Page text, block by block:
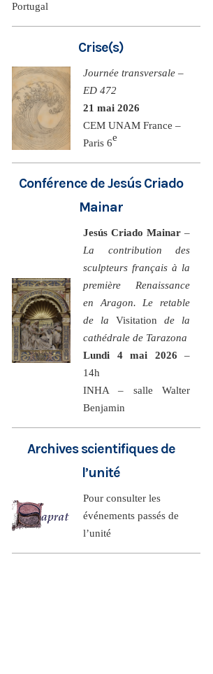
Portugal
Crise(s)
Journée transversale –
ED 472
21 mai 2026
CEM UNAM France –
Paris 6e
Conférence de Jesús Criado
Mainar
Jesús Criado Mainar –
La contribution des
sculpteurs français à la
première Renaissance
en Aragon. Le retable
de la Visitationde la
cathédrale de Tarazona
Lundi 4 mai 2026 –
14h
INHA – salle Walter
Benjamin
Archives scientifiques de
l’unité
Pour consulter les
événements passés de
l’unité